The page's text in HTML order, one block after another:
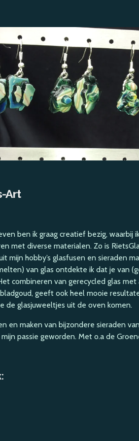
Art
ben ik graag creatief bezig, waarbij
met diverse materialen. Zo is
mijn hobby’s glasfusen en sieraden
van glas ontdekte ik dat je van
combineren van gerecycled glas
geeft ook heel mooie
de glasjuweeltjes uit de oven komen.
en maken van bijzondere sieraden
passie geworden. Met o.a de